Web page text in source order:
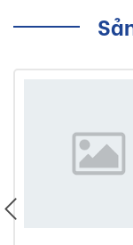
Hoàn tiền nếu
hàng